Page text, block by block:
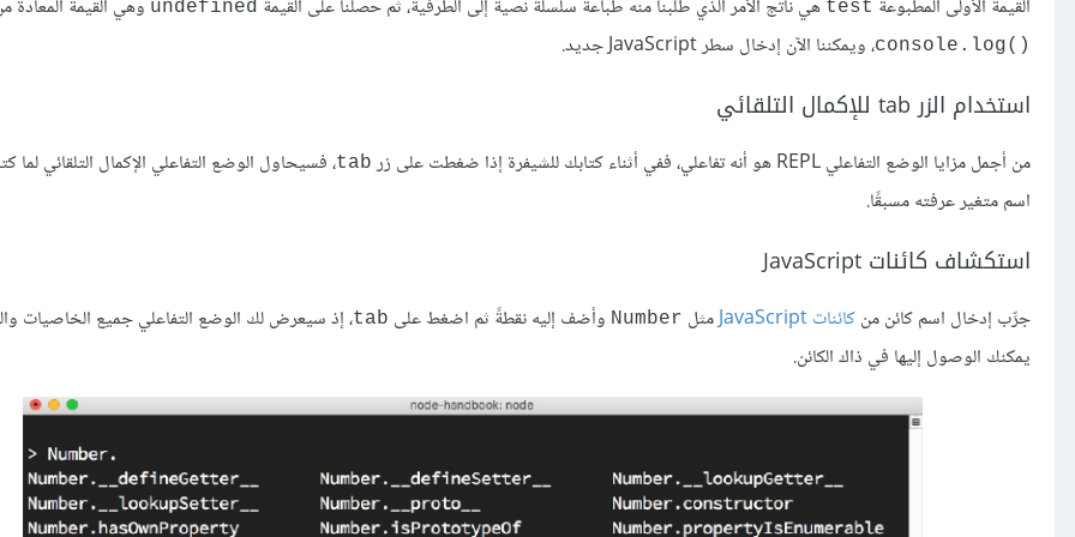
القيمة الأولى المطبوعة test هي ناتج الأمر الذي طلبنا منه طباعة سلسلة نصية إلى الطرفية، ثم حصلنا على القيمة undefined وهي القيمة المعادة
console.log()‎، ويمكننا الآن إدخال سطر JavaScript جديد.
استخدام الزر tab للإكمال التلقائي
من أجمل مزايا الوضع التفاعلي REPL هو أنه تفاعلي، ففي أثناء كتابك للشيفرة إذا ضغطت على زر tab، فسيحاول الوضع التفاعلي الإكمال التلقائي لما
اسم متغير عرفته مسبقًا.
استكشاف كائنات JavaScript
جرِّب إدخال اسم كائن منكائنات JavaScript مثل Number وأضف إليه نقطةً ثم اضغط على tab، إذ سيعرض لك الوضع التفاعلي جميع الخاصيات
يمكنك الوصول إليها في ذاك الكائن.